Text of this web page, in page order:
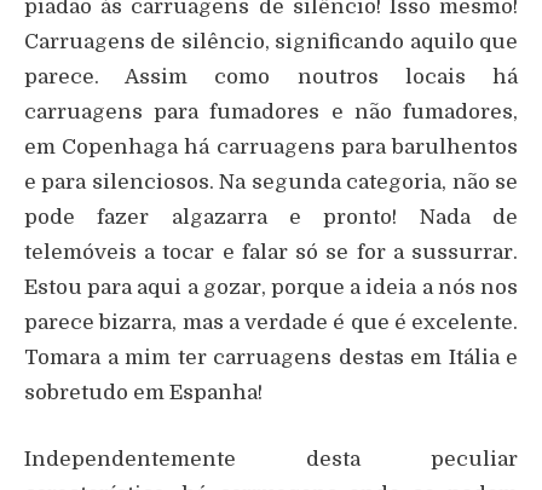
piadão às carruagens de silêncio! Isso mesmo!
Carruagens de silêncio, significando aquilo que
parece. Assim como noutros locais há
carruagens para fumadores e não fumadores,
em Copenhaga há carruagens para barulhentos
e para silenciosos. Na segunda categoria, não se
pode fazer algazarra e pronto! Nada de
telemóveis a tocar e falar só se for a sussurrar.
Estou para aqui a gozar, porque a ideia a nós nos
parece bizarra, mas a verdade é que é excelente.
Tomara a mim ter carruagens destas em Itália e
sobretudo em Espanha!
Independentemente desta peculiar